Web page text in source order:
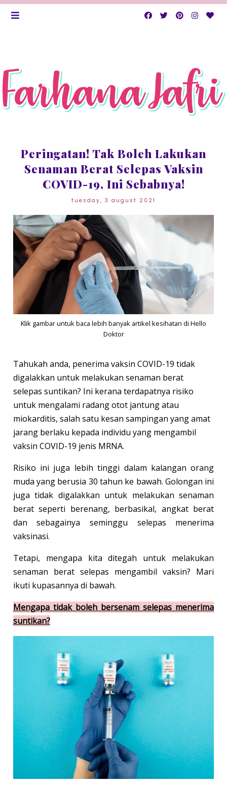
Peringatan! Tak Boleh Lakukan
Senaman Berat Selepas Vaksin
COVID-19, Ini Sebabnya!
tuesday, 3 august 2021
Klik gambar untuk baca lebih banyak artikel kesihatan di Hello
Doktor
Tahukah anda, penerima vaksin COVID-19 tidak
digalakkan untuk melakukan senaman berat
selepas suntikan? Ini kerana terdapatnya risiko
untuk mengalami radang otot jantung atau
miokarditis, salah satu kesan sampingan yang amat
jarang berlaku kepada individu yang mengambil
vaksin COVID-19 jenis MRNA.
Risiko ini juga lebih tinggi dalam kalangan orang
muda yang berusia 30 tahun ke bawah. Golongan ini
juga tidak digalakkan untuk melakukan senaman
berat seperti berenang, berbasikal, angkat berat
dan sebagainya seminggu selepas menerima
vaksinasi.
Tetapi, mengapa kita ditegah untuk melakukan
senaman berat selepas mengambil vaksin? Mari
ikuti kupasannya di bawah.
Mengapa tidak boleh bersenam selepas menerima
suntikan?